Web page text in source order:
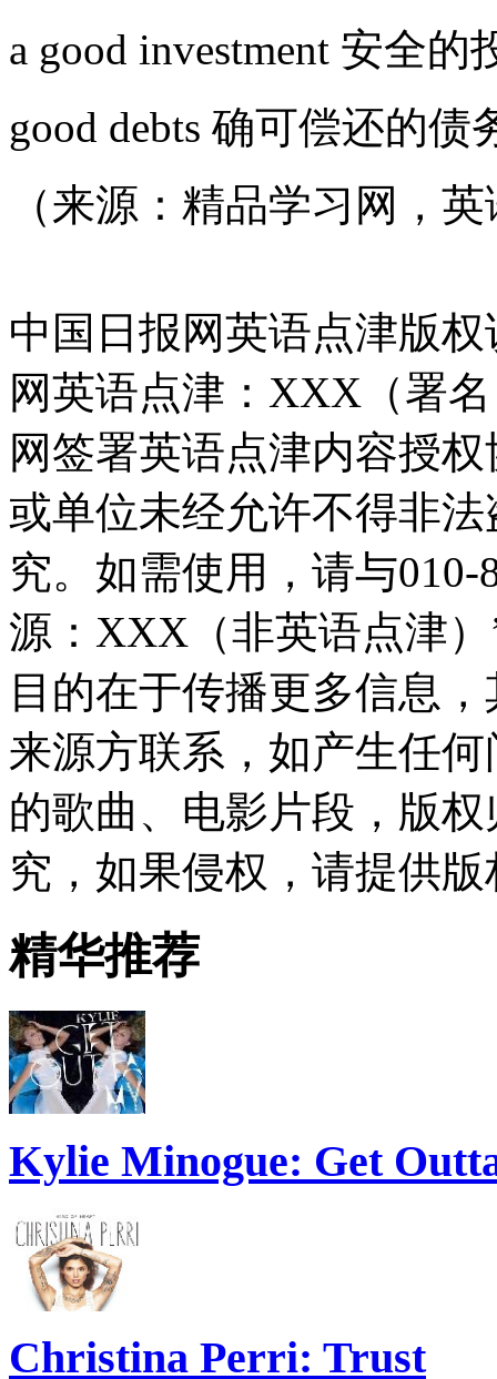
a good investment 安
good debts 确可偿还的债
（来源：精品学习网，
中国日报网英语点津版
网英语点津：XXX（署
网签署英语点津内容授
或单位未经允许不得非
究。如需使用，请与010-
源：XXX（非英语点津
目的在于传播更多信息
来源方联系，如产生任
的歌曲、电影片段，版
究，如果侵权，请提供
精华推荐
Kylie Minogue: Get
Christina Perri: Trust